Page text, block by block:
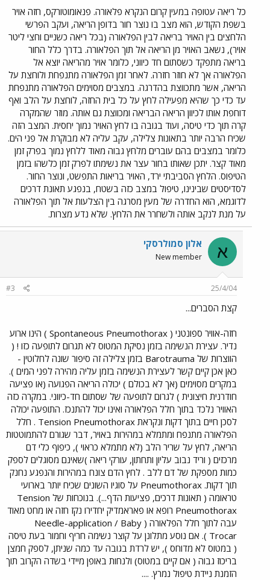
כל ריאה עטופה במעין קרום הנקרא פלאורה. פנאומוטורקס, חזה אויר
בשפת הקודש, הוא מצב בו נוצר חור בדופן הריאה, ועקב הפרשי
הלחצים בין האויר בריאה לבין הפלאורה (בכל ריאה כשניים וחצי ליטר
אויר), נשאב האויר מן הריאה אל תוך הפלאורה. בדרך כלל החור
בריאה מתפקד כשסתום חד כיווני, כלומר אויר מהריאה יוצא אל
הפלאורה אך לא חוזר חזרה. לאחר זמן הפלאורה מתנפחת ולוחצת על
הריאה, אשר מתכווצת בהדרגה. במצבים מסוימים הפלאורה מתנפחת
עד כדי כך שהיא מפעילה לחץ על כל בית החזה, לוחצת על הלב ואף
דוחפת אותו לכיוון הריאה הבריאה ומכווצת גם אותה. מוזר שהמקרה
קרה תוך כדי טיסה, ועוד בגובה בו לחץ האויר נמוך יחסית. המצב הזה
שכיח הרבה יותר בתאונות צלילה, עקב עליה לא מבוקרת אל פני הים.
כלומר במצבים בהם עוברים מלחץ גבוה מאוד ללחץ נמוך בפרק זמן
מאוד קצר. יתכן שאותו בחור עצר את נשימתו לפרק זמן כלשהו בזמן
הטיפוס. הלחץ הסביבתי ירד, האויר בריאות התפשט, ונוצר החור.
לסדיסטים שבינינו, טיפול במצב כזה בשטח, בנפגע תאונת דרכים
לדוגמא, הוא החדרה של מעין מסרגה בין הצלעות אל תוך הפלאורה
על מנת לנקב אותה ולשחרר את הלחץ. שלא נדע מצרות.
א אלון סמולרסקי
New member
25/4/04
#3
קצת הסברים...
חזה-אוויר ספונטני ( Spontaneous Pneumothorax ) הינו ארוע
נדיר. עצירת הנשימה בזמן נסיקת המטוס לא תגרום לתופעה כזו ! (
הווצרות של Barotrauma בזמן צלילה זה סיפור שונה לחלוטין -
כאן אכן קיים קשר לעצירת הנשימה בזמן עליה מהירה לפני המים ).
במקרים מסוימים (אך לא בכולם ) יכולה הריאה הפגועה (או פציעה
חודרנית חיצונית ) לגרום לתופעה של שסתום חד-כיווני. במקרה כזה
האוויר נלכד בתוך חלל הפלאורה ואינו יכול להתנכז. התופעה יכולה
לסכן חיים בתוך דקות ונקראת Tension Pneumothorax . חלל
הפלאורה מתנפח ומתמלא במהירות באויר, דבר שגורם להתמוטטות
הריאה, לחץ על שריר הלב (לא מתמלא כראוי ), כיפוף כלי דם
מרכזים ( וריד נבוב עליון ותחתון, עורקי ריאה )שאינם מסוגלים לספק
כמות מספקת של דם ללב . לחץ הדם צונח במהירות והנפגע נחנק
תוך דקות. Pneumothorax על סוגיו השונים שכיח יותר בארועי
טראומה ( תאונות דרכים, פציעות הדף...). בנוכחות של Tension
Pneumothorax רופא או פאראמדיק יחדירו נקז חזה או מחט מאוד
עבה לתוך חלל הפלאורה ( Needle-application / Baby
Trocar ). אם נוסע מתלונן על קוצר נשימה חריף וחמור בעת טיסה
( במטוס לא מדוחס ), יש לרדת בגובה עד כמה שניתן, לספק חמצן
בריכוז גבוה ( אם קיים במטוס) ולנחות באופן מיידי בשדה הקרוב תוך
הזמנת ניידת טיפול נמרץ. ....